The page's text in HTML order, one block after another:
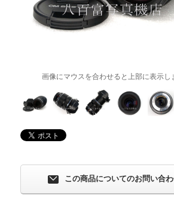
画像にマウスを合わせると上部に表示し
この商品についてのお問い合